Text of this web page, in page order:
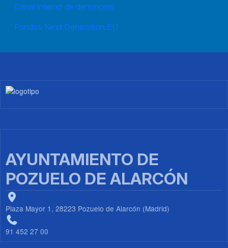
Canal interno de denuncias
Fondos Next Generation EU
Imagen
AYUNTAMIENTO DE
POZUELO DE ALARCÓN
Plaza Mayor 1, 28223 Pozuelo de Alarcón (Madrid)
91 452 27 00